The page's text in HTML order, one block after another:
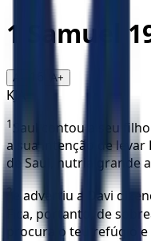
1 Samuel
A- A+
KJA
1 Saul contou a seu
a sua intenção de levar
de Saul, nutria grande
e advertiu a Davi
Fica, portanto, de
procura o teu refúgio